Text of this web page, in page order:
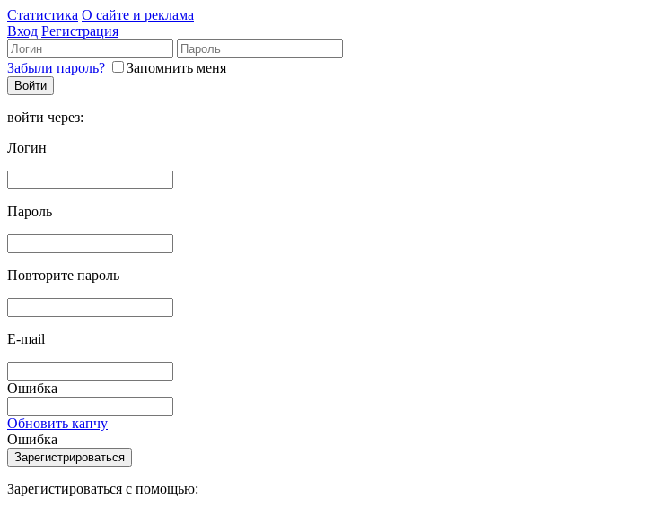
Статистика О сайте и реклама
Вход Регистрация
Забыли пароль? Запомнить меня
войти через:
Логин
Пароль
Повторите пароль
E-mail
Ошибка
Обновить капчу
Ошибка
Зарегистироваться с помощью: